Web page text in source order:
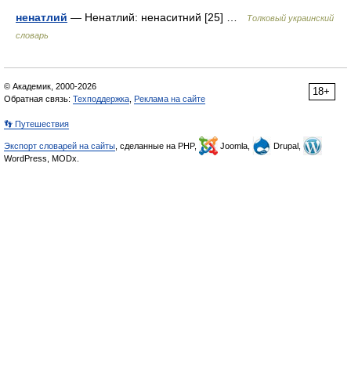
ненатлий — Ненатлий: ненаситний [25] …
Толковый украинский
словарь
18+
© Академик, 2000-2026
Обратная связь: Техподдержка Реклама на сайте
👣 Путешествия
Экспорт словарей на сайты , сделанные на PHP, Joomla,
Drupal,
WordPress, MODx.